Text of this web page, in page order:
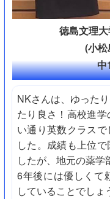
徳島文理
(小
中
NKさんは、ゆった
たり良さ！高校進
い通り英数クラス
した。成績も上位
したが、地元の薬学
6年後には優しくて
していることでしょ